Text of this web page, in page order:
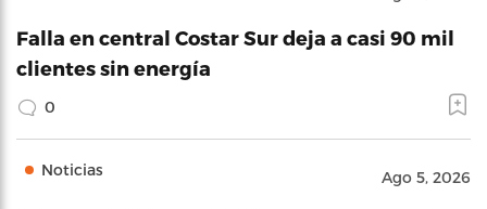
Falla en central Costar Sur deja a casi 90 mil
clientes sin energía
0
Noticias Ago 5, 2026